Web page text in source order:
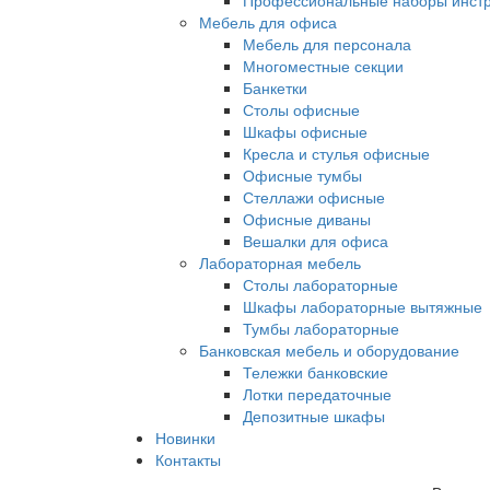
Мебель для офиса
Мебель для персонала
Многоместные секции
Банкетки
Столы офисные
Шкафы офисные
Кресла и стулья офисные
Офисные тумбы
Стеллажи офисные
Офисные диваны
Вешалки для офиса
Лабораторная мебель
Столы лабораторные
Шкафы лабораторные вытяжные
Тумбы лабораторные
Банковская мебель и оборудование
Тележки банковские
Лотки передаточные
Депозитные шкафы
Новинки
Контакты